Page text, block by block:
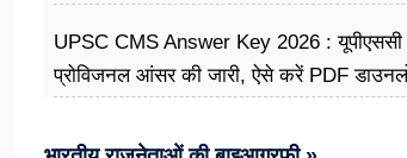
UPSC CMS Answer Key 2026 : यूपीएससी
प्रोविजनल आंसर की जारी, ऐसे करें PDF